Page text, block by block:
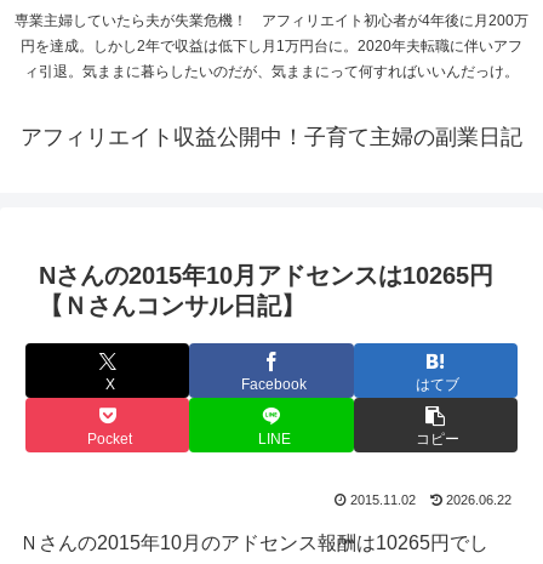
専業主婦していたら夫が失業危機！ アフィリエイト初心者が4年後に月200万
円を達成。しかし2年で収益は低下し月1万円台に。2020年夫転職に伴いアフ
ィ引退。気ままに暮らしたいのだが、気ままにって何すればいいんだっけ。
アフィリエイト収益公開中！子育て主婦の副業日記
Nさんの2015年10月アドセンスは10265円
【Ｎさんコンサル日記】
X Facebook はてブ
Pocket LINE コピー
2015.11.02 2026.06.22
Ｎさんの2015年10月のアドセンス報酬は10265円でし